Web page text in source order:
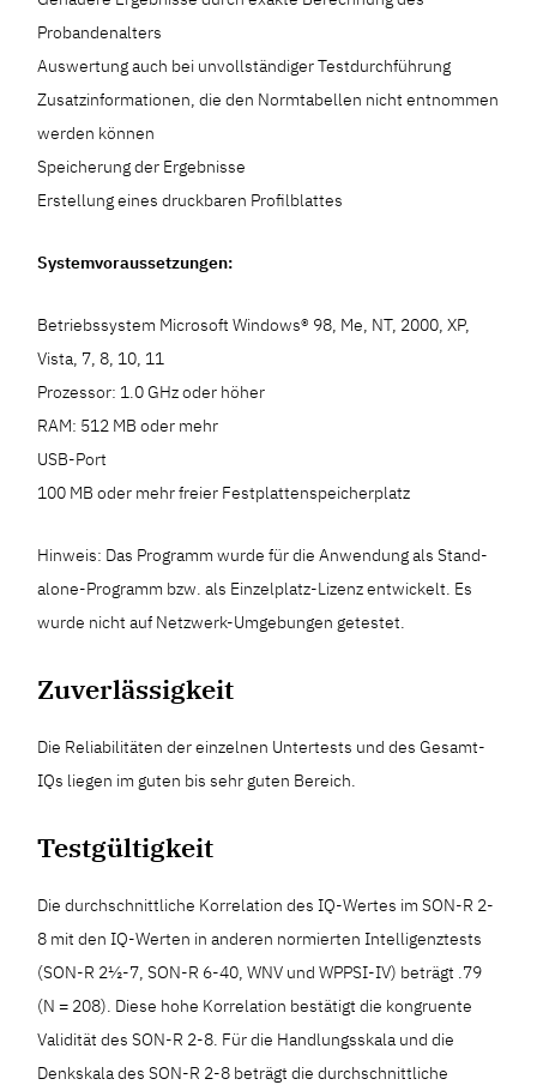
Probandenalters
Auswertung auch bei unvollständiger Testdurchführung
Zusatzinformationen, die den Normtabellen nicht entnommen
werden können
Speicherung der Ergebnisse
Erstellung eines druckbaren Profilblattes
Systemvoraussetzungen:
Betriebssystem Microsoft Windows® 98, Me, NT, 2000, XP,
Vista, 7, 8, 10, 11
Prozessor: 1.0 GHz oder höher
RAM: 512 MB oder mehr
USB-Port
100 MB oder mehr freier Festplattenspeicherplatz
Hinweis: Das Programm wurde für die Anwendung als Stand-
alone-Programm bzw. als Einzelplatz-Lizenz entwickelt. Es
wurde nicht auf Netzwerk-Umgebungen getestet.
Zuverlässigkeit
Die Reliabilitäten der einzelnen Untertests und des Gesamt-
IQs liegen im guten bis sehr guten Bereich.
Testgültigkeit
Die durchschnittliche Korrelation des IQ-Wertes im SON-R 2-
8 mit den IQ-Werten in anderen normierten Intelligenztests
(SON-R 2½-7, SON-R 6-40, WNV und WPPSI-IV) beträgt .79
(N = 208). Diese hohe Korrelation bestätigt die kongruente
Validität des SON-R 2-8. Für die Handlungsskala und die
Denkskala des SON-R 2-8 beträgt die durchschnittliche